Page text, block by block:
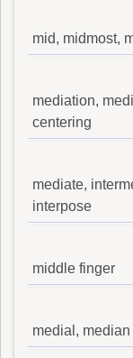
mid, midmost,
mediation,
centering
mediate,
interpose
middle finger
medial, median